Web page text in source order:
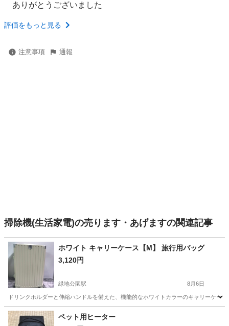
ありがとうございました
評価をもっと見る
注意事項 通報
掃除機(生活家電)の売ります・あげますの関連記事
ホワイト キャリーケース【M】 旅行用バッグ
3,120円
緑地公園駅 8月6日
ドリンクホルダーと伸縮ハンドルを備えた、機能的なホワイトカラーのキャリーケ
大阪 吹田市 緑地公園駅
ペット用ヒーター